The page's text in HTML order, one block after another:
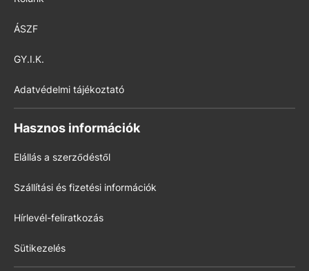
ÁSZF
GY.I.K.
Adatvédelmi tájékoztató
Hasznos információk
Elállás a szerződéstől
Szállítási és fizetési információk
Hírlevél-feliratkozás
Sütikezelés